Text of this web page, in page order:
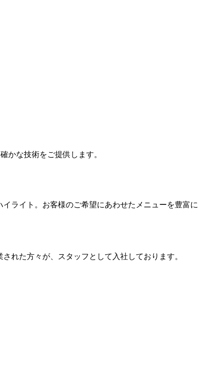
かな技術をご提供します。
ライト。お客様のご希望にあわせたメニューを豊富に
れた方々が、スタッフとして入社しております。